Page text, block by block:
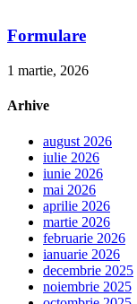
Formulare
1 martie, 2026
Arhive
august 2026
iulie 2026
iunie 2026
mai 2026
aprilie 2026
martie 2026
februarie 2026
ianuarie 2026
decembrie 2025
noiembrie 2025